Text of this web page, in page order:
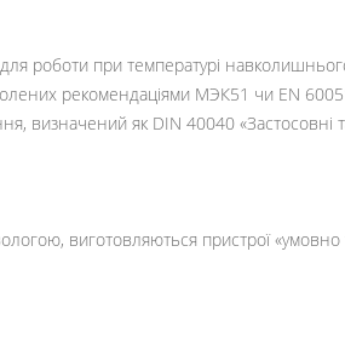
роботи при температурі
рекомендаціями МЭК51 чи EN
визначений як DIN 40040 «Застосовні
виготовляються пристрої «умовно